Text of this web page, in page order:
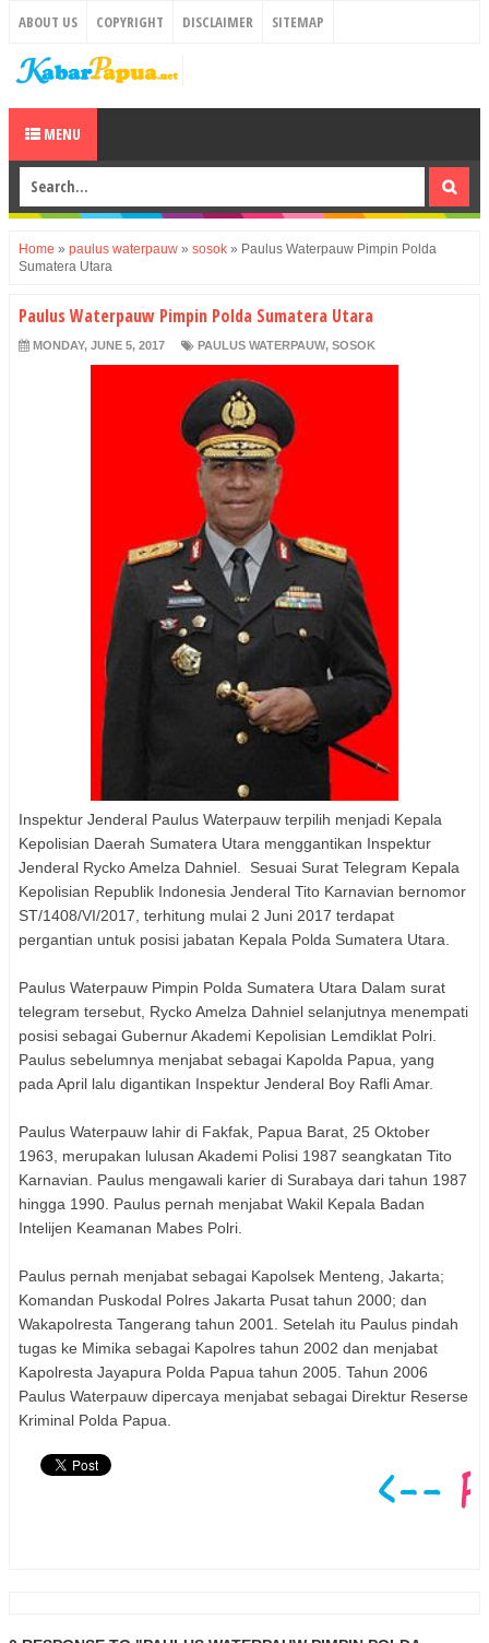
ABOUT US COPYRIGHT DISCLAIMER SITEMAP
MENU
Home » paulus waterpauw » sosok » Paulus Waterpauw Pimpin Polda
Sumatera Utara
Paulus Waterpauw Pimpin Polda Sumatera Utara
MONDAY, JUNE 5, 2017 PAULUS WATERPAUW, SOSOK
Inspektur Jenderal Paulus Waterpauw terpilih menjadi Kepala
Kepolisian Daerah Sumatera Utara menggantikan Inspektur
Jenderal Rycko Amelza Dahniel. Sesuai Surat Telegram Kepala
Kepolisian Republik Indonesia Jenderal Tito Karnavian bernomor
ST/1408/VI/2017, terhitung mulai 2 Juni 2017 terdapat
pergantian untuk posisi jabatan Kepala Polda Sumatera Utara.
Paulus Waterpauw Pimpin Polda Sumatera Utara Dalam surat
telegram tersebut, Rycko Amelza Dahniel selanjutnya menempati
posisi sebagai Gubernur Akademi Kepolisian Lemdiklat Polri.
Paulus sebelumnya menjabat sebagai Kapolda Papua, yang
pada April lalu digantikan Inspektur Jenderal Boy Rafli Amar.
Paulus Waterpauw lahir di Fakfak, Papua Barat, 25 Oktober
1963, merupakan lulusan Akademi Polisi 1987 seangkatan Tito
Karnavian. Paulus mengawali karier di Surabaya dari tahun 1987
hingga 1990. Paulus pernah menjabat Wakil Kepala Badan
Intelijen Keamanan Mabes Polri.
Paulus pernah menjabat sebagai Kapolsek Menteng, Jakarta;
Komandan Puskodal Polres Jakarta Pusat tahun 2000; dan
Wakapolresta Tangerang tahun 2001. Setelah itu Paulus pindah
tugas ke Mimika sebagai Kapolres tahun 2002 dan menjabat
Kapolresta Jayapura Polda Papua tahun 2005. Tahun 2006
Paulus Waterpauw dipercaya menjabat sebagai Direktur Reserse
Kriminal Polda Papua.